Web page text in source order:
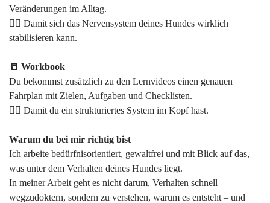
Veränderungen im Alltag.
👉🏻 Damit sich das Nervensystem deines Hundes wirklich
stabilisieren kann.
📒 Workbook
Du bekommst zusätzlich zu den Lernvideos einen genauen
Fahrplan mit Zielen, Aufgaben und Checklisten.
👉🏻 Damit du ein strukturiertes System im Kopf hast.
Warum du bei mir richtig bist
Ich arbeite bedürfnisorientiert, gewaltfrei und mit Blick auf das,
was unter dem Verhalten deines Hundes liegt.
In meiner Arbeit geht es nicht darum, Verhalten schnell
wegzudoktern, sondern zu verstehen, warum es entsteht – und